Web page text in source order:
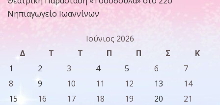
Νηπιαγωγείο Ιωαννίνων
Ιούνιος 2026
Δ
Τ Τ Π Π Σ
Κ
1
2 3 4 5 6
7
8
9 10 11 12 13
14
15
16 17 18 19 20
21